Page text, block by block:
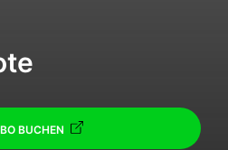
BUCHEN